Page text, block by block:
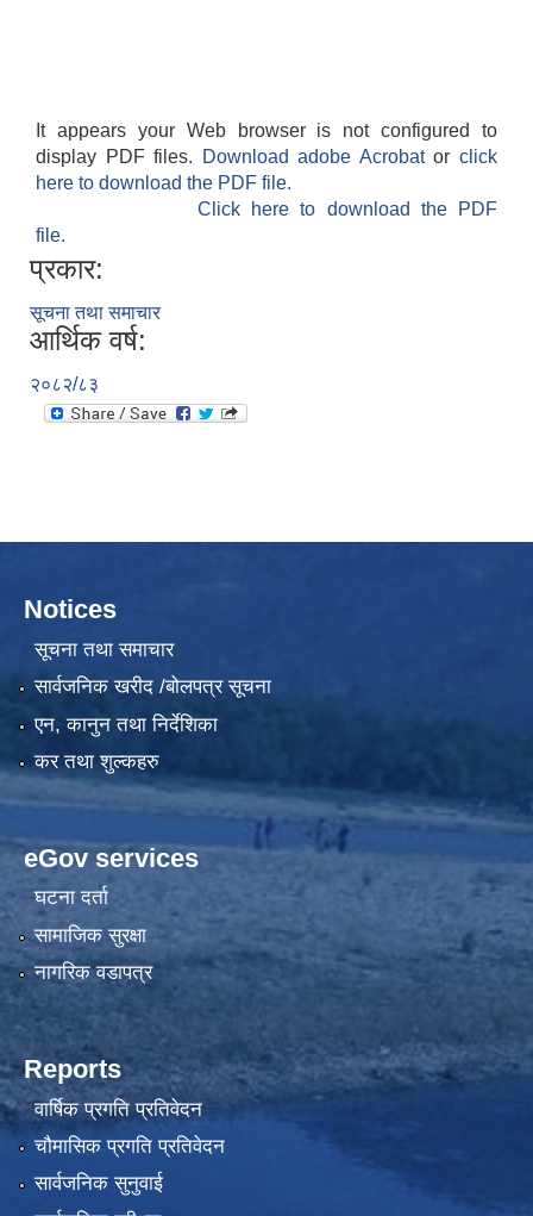
It appears your Web browser is not configured to
display PDF files.
Download adobe Acrobatorclick
here to download the PDF file.
Click here to download the PDF
file.
प्रकार:
सूचना तथा समाचार
आर्थिक वर्ष:
२०८२/८३
Notices
सूचना तथा समाचार
सार्वजनिक खरीद /बोलपत्र सूचना
एन, कानुन तथा निर्देशिका
कर तथा शुल्कहरु
eGov services
घटना दर्ता
सामाजिक सुरक्षा
नागरिक वडापत्र
Reports
वार्षिक प्रगति प्रतिवेदन
चौमासिक प्रगति प्रतिवेदन
सार्वजनिक सुनुवाई